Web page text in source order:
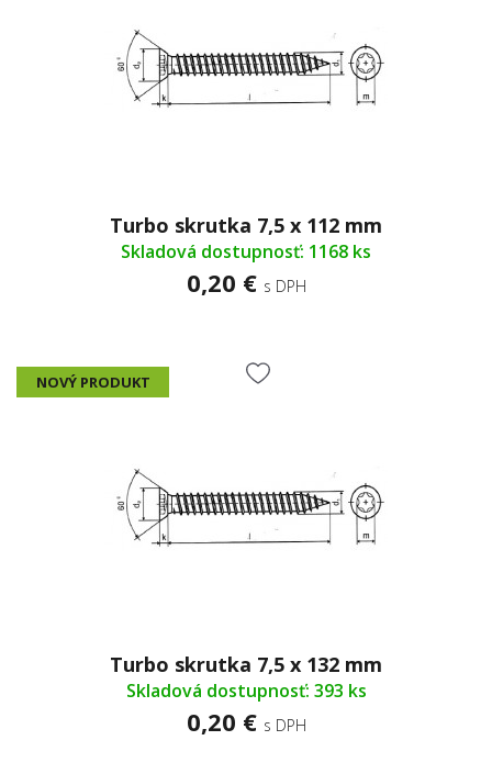
Turbo skrutka 7,5 x 112 mm
Skladová dostupnosť: 1168 ks
0,20 € s DPH
NOVÝ PRODUKT
Turbo skrutka 7,5 x 132 mm
Skladová dostupnosť: 393 ks
0,20 € s DPH